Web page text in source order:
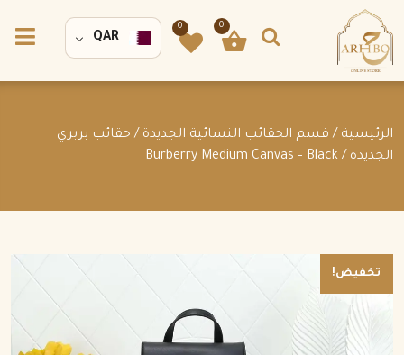
0
0
QAR
الرئيسية / قسم الحقائب النسائية الجديدة / حقائب بربري
الجديدة / Burberry Medium Canvas – Black
تخفيض!